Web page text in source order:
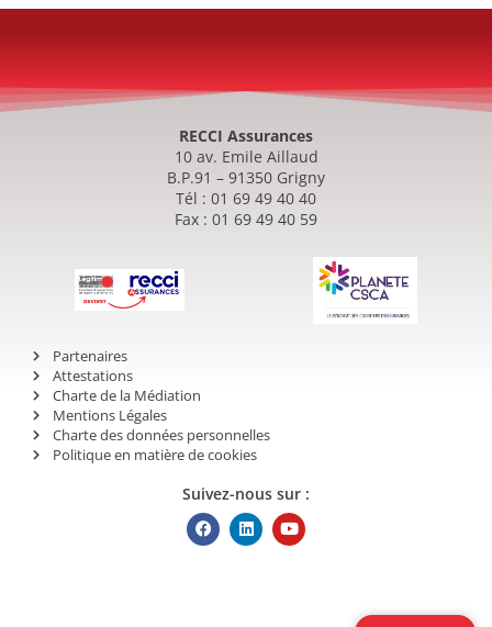
RECCI Assurances
10 av. Emile Aillaud
B.P.91 – 91350 Grigny
Tél : 01 69 49 40 40
Fax : 01 69 49 40 59
Partenaires
Attestations
Charte de la Médiation
Mentions Légales
Charte des données personnelles
Politique en matière de cookies
Suivez-nous sur :